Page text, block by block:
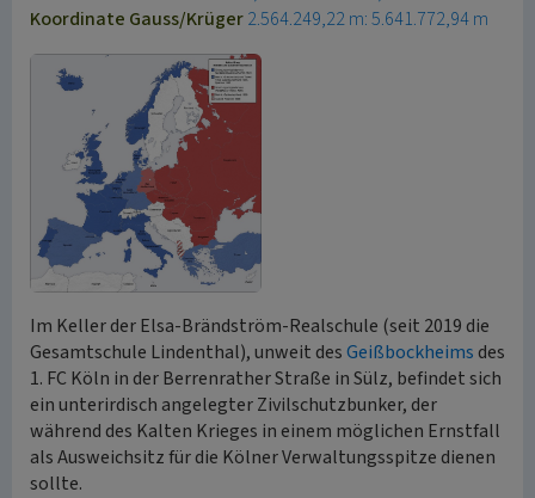
Koordinate Gauss/Krüger2.564.249,22 m: 5.641.772,94 m
Im Keller der Elsa-Brändström-Realschule (seit 2019 die
Gesamtschule Lindenthal), unweit desGeißbockheims des
1. FC Köln in der Berrenrather Straße in Sülz, befindet sich
ein unterirdisch angelegter Zivilschutzbunker, der
während des Kalten Krieges in einem möglichen Ernstfall
als Ausweichsitz für die Kölner Verwaltungsspitze dienen
sollte.